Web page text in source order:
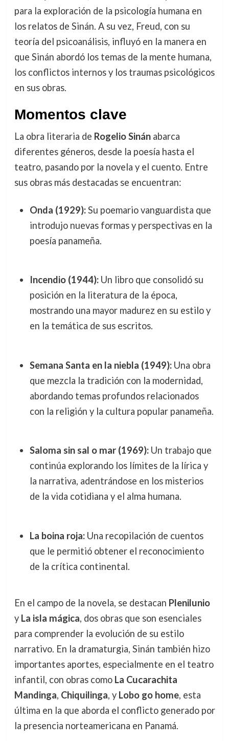
para la exploración de la psicología humana en
los relatos de Sinán. A su vez, Freud, con su
teoría del psicoanálisis, influyó en la manera en
que Sinán abordó los temas de la mente humana,
los conflictos internos y los traumas psicológicos
en sus obras.
Momentos clave
La obra literaria de Rogelio Sinánabarca
diferentes géneros, desde la poesía hasta el
teatro, pasando por la novela y el cuento. Entre
sus obras más destacadas se encuentran:
Onda (1929):Su poemario vanguardista que
introdujo nuevas formas y perspectivas en la
poesía panameña.
Incendio (1944):Un libro que consolidó su
posición en la literatura de la época,
mostrando una mayor madurez en su estilo y
en la temática de sus escritos.
Semana Santa en la niebla (1949):Una obra
que mezcla la tradición con la modernidad,
abordando temas profundos relacionados
con la religión y la cultura popular panameña.
Saloma sin sal o mar (1969):Un trabajo que
continúa explorando los límites de la lírica y
la narrativa, adentrándose en los misterios
de la vida cotidiana y el alma humana.
La boina roja:Una recopilación de cuentos
que le permitió obtener el reconocimiento
de la crítica continental.
En el campo de la novela, se destacan Plenilunio
y La isla mágica, dos obras que son esenciales
para comprender la evolución de su estilo
narrativo. En la dramaturgia, Sinán también hizo
importantes aportes, especialmente en el teatro
infantil, con obras como La Cucarachita
Mandinga, Chiquilinga, y Lobo go home, esta
última en la que aborda el conflicto generado por
la presencia norteamericana en Panamá.